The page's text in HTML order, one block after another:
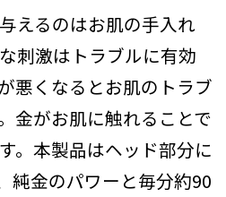
えるのはお肌の手入れ
刺激はトラブルに有効
悪くなるとお肌のトラブ
金がお肌に触れることで
。本製品はヘッド部分に
純金のパワーと毎分約90